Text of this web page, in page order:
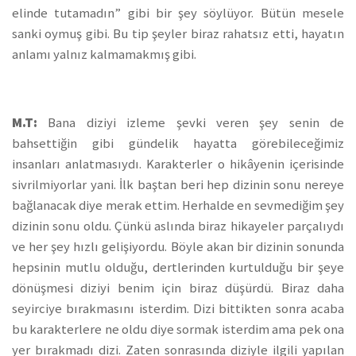
elinde tutamadın” gibi bir şey söylüyor. Bütün mesele
sanki oymuş gibi. Bu tip şeyler biraz rahatsız etti, hayatın
anlamı yalnız kalmamakmış gibi.
M.T: Bana diziyi izleme şevki veren şey senin de
bahsettiğin gibi gündelik hayatta görebileceğimiz
insanları anlatmasıydı. Karakterler o hikâyenin içerisinde
sivrilmiyorlar yani. İlk baştan beri hep dizinin sonu nereye
bağlanacak diye merak ettim. Herhalde en sevmediğim şey
dizinin sonu oldu. Çünkü aslında biraz hikayeler parçalıydı
ve her şey hızlı gelişiyordu. Böyle akan bir dizinin sonunda
hepsinin mutlu olduğu, dertlerinden kurtulduğu bir şeye
dönüşmesi diziyi benim için biraz düşürdü. Biraz daha
seyirciye bırakmasını isterdim. Dizi bittikten sonra acaba
bu karakterlere ne oldu diye sormak isterdim ama pek ona
yer bırakmadı dizi. Zaten sonrasında diziyle ilgili yapılan